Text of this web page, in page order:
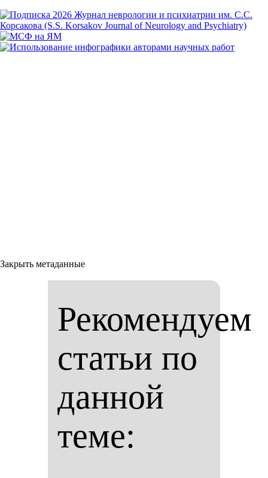
Закрыть метаданные
Рекомендуем
статьи по
данной
теме: